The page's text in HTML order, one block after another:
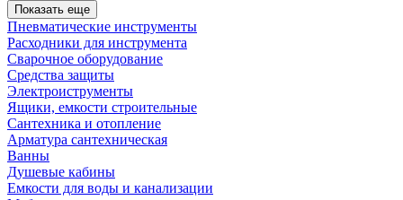
Показать еще
Пневматические инструменты
Расходники для инструмента
Сварочное оборудование
Средства защиты
Электроиструменты
Ящики, емкости строительные
Сантехника и отопление
Арматура сантехническая
Ванны
Душевые кабины
Емкости для воды и канализации